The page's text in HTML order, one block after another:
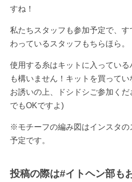
すね！
私たちスタッフも参加予定で、
わっているスタッフもちらほら。
使用する糸はキットに入ってい
も構いません！キットを買って
お誘いの上、ドシドシご参加く
でもOKですよ)
※モチーフの編み図はインスタの
予定です。
投稿の際は#イトヘン部も